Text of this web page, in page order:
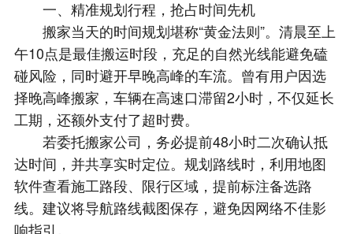
一、精准规划行程，抢占时间先机​
搬家当天的时间规划堪称“黄金法则”。清晨至上
午10点是最佳搬运时段，充足的自然光线能避免磕
碰风险，同时避开早晚高峰的车流。曾有用户因选
择晚高峰搬家，车辆在高速口滞留2小时，不仅延长
工期，还额外支付了超时费。​
若委托搬家公司，务必提前48小时二次确认抵
达时间，并共享实时定位。规划路线时，利用地图
软件查看施工路段、限行区域，提前标注备选路
线。建议将导航路线截图保存，避免因网络不佳影
响指引。​